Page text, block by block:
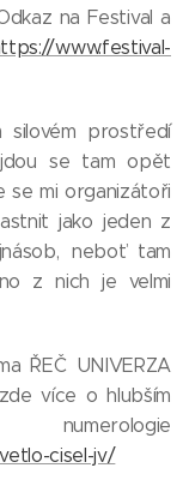
na Festival a
www.festival-
silovém prostředí
se tam opět
se mi organizátoři
jako jeden z
neboť tam
z nich je velmi
ŘEČ UNIVERZA
více o hlubším
cisel-jv/